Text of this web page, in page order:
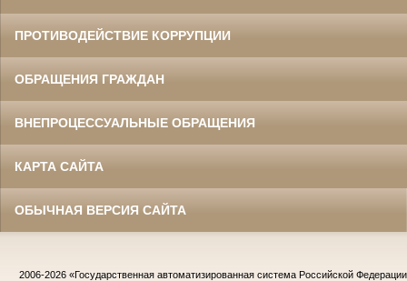
ПРОТИВОДЕЙСТВИЕ КОРРУПЦИИ
ОБРАЩЕНИЯ ГРАЖДАН
ВНЕПРОЦЕССУАЛЬНЫЕ ОБРАЩЕНИЯ
КАРТА САЙТА
ОБЫЧНАЯ ВЕРСИЯ САЙТА
2006-2026 «Государственная автоматизированная система Российской